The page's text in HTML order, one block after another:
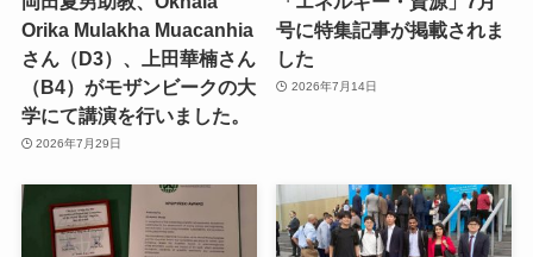
Orika Mulakha Muacanhia
さん（D3）、上田華楠さん
（B4）がモザンビークの大
学にて講演を行いました。
2026年7月29日
号に特集記事が掲載されま
した
2026年7月14日